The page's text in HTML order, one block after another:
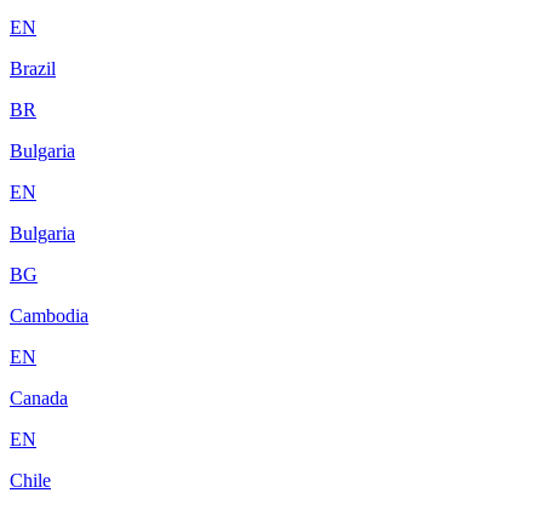
EN
Brazil
BR
Bulgaria
EN
Bulgaria
BG
Cambodia
EN
Canada
EN
Chile